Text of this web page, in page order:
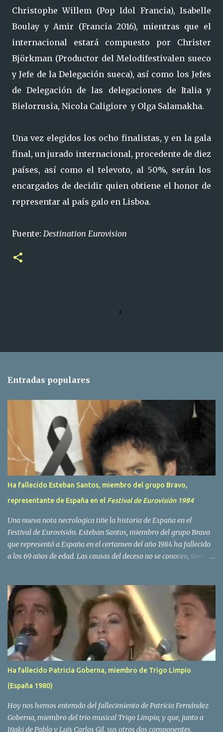
Christophe Willem (Pop Idol Francia), Isabelle
Boulay y Amir (Francia 2016), mientras que el
internacional estará compuesto por Christer
Björkman (Productor del Melodifestivalen sueco
y Jefe de la Delegación sueca), así como los Jefes
de Delegación de las delegaciones de Italia y
Bielorrusia, Nicola Caligiore y Olga Salamakha.
Una vez elegidos los ocho finalistas, y en la gala
final, un jurado internacional, procedente de diez
países, así como el televoto, al 50%, serán los
encargados de decidir quien obtiene el honor de
representar al país galo en Lisboa.
Fuente: Destination Eurovision
r
s
Entradas populares
Ha fallecido Esteban Santos, miembro del grupo Bravo,
representante de España en el Festival de Eurovisión 1984
Una nueva nota necrologica tiñe la historia de España en el
Festival de Eurovisión. Esteban Santos, miembro del grupo Bravo
que representó a España en el certamen del año 1984 ha fallecido
a los 69 años de edad. Las causas del deceso no se conocen, siendo
traves de las redes sociales. Nacido en Tolosa en 1951, durante su
epoca universitaria en la carrera de empresariales conoció al
estudiante de medicina Luis Villar, comenzando a actuar
juntos,Santos a la guitarra y Villar al piano, sin atreverse a dar el
salto al mercado profesional. Sin embargo esto cambió gracias a la
propia Amaia Saizar, que tras su abandono de Trigo Limpio,
recibió por parte de la discografica Hispavox el encargo de crear
un nuevo grupo, reclutando al duo de amigos y a la ex modelo
Yolanda Hoyos. Con los cuatro surgió en el año 1982 el grupo
Ha fallecido Patricia Goberna, miembro de Trigo Limpio
(España 1980)
Hoy nos hemos enterado del fallecimiento de Patricia Fernández
Goberna, miembro del trio musical Trigo Limpio, y que, junto a
Iñaki de Pablo y Luis Carlos Gil, sus otros dos componentes,